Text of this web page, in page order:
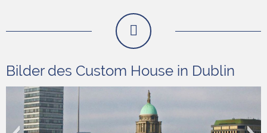
Bilder des Custom House in Dublin